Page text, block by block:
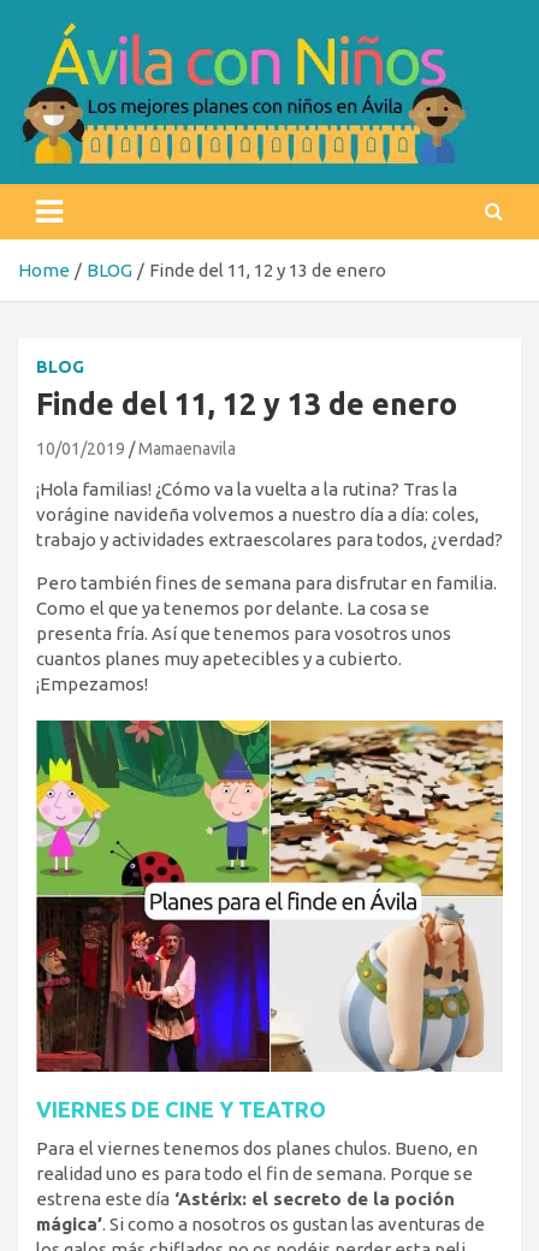
content
Ávila con niños
Home BLOG Finde del 11, 12 y 13 de enero
BLOG
Finde del 11, 12 y 13 de enero
10/01/2019 Mamaenavila
¡Hola familias! ¿Cómo va la vuelta a la rutina? Tras la
vorágine navideña volvemos a nuestro día a día: coles,
trabajo y actividades extraescolares para todos, ¿verdad?
Pero también fines de semana para disfrutar en familia.
Como el que ya tenemos por delante. La cosa se
presenta fría. Así que tenemos para vosotros unos
cuantos planes muy apetecibles y a cubierto.
¡Empezamos!
VIERNES DE CINE Y TEATRO
Para el viernes tenemos dos planes chulos. Bueno, en
realidad uno es para todo el fin de semana. Porque se
estrena este día ‘Astérix: el secreto de la poción
mágica’. Si como a nosotros os gustan las aventuras de